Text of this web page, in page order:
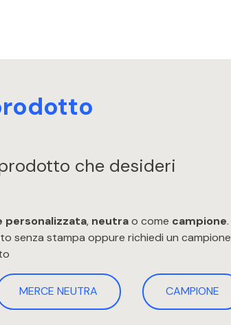
che desideri
personalizzata, neutrao come campione.
senza stampa oppure richiedi un campione
MERCE NEUTRA CAMPIONE